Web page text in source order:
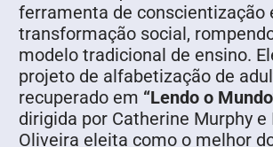
ferramenta de conscientização
transformação social,
modelo tradicional de ensino.
projeto de alfabetização de
recuperado em “Lendo o
dirigida por Catherine Murphy e
Oliveira eleita como o melhor